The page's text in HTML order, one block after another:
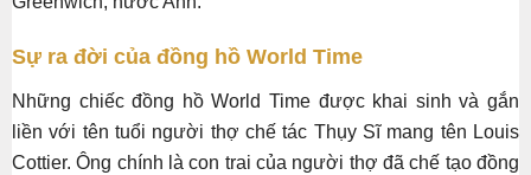
Sự ra đời của đồng hồ World Time
Những chiếc đồng hồ World Time được khai sinh và gắn
liền với tên tuổi người thợ chế tác Thụy Sĩ mang tên Louis
Cottier. Ông chính là con trai của người thợ đã chế tạo đồng